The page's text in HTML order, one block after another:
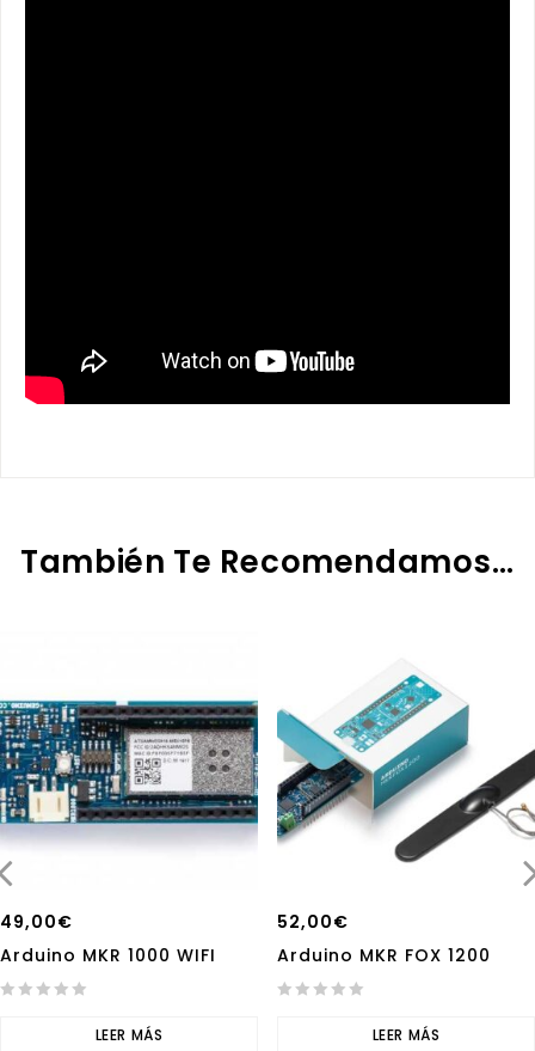
También Te Recomendamos…
49,00€
Arduino MKR 1000 WIFI
LEER MÁS
52,00€
Arduino MKR FOX 1200
LEER MÁS